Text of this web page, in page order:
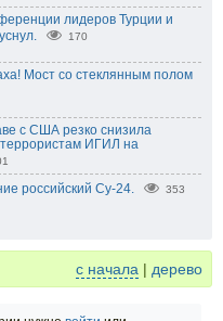
лидеров Турции и
170
Мост со стеклянным полом
с США резко снизила
террористам ИГИЛ на
российский Су-24. 353
с начала | дерево